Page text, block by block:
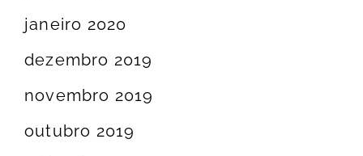
janeiro 2020
dezembro 2019
novembro 2019
outubro 2019